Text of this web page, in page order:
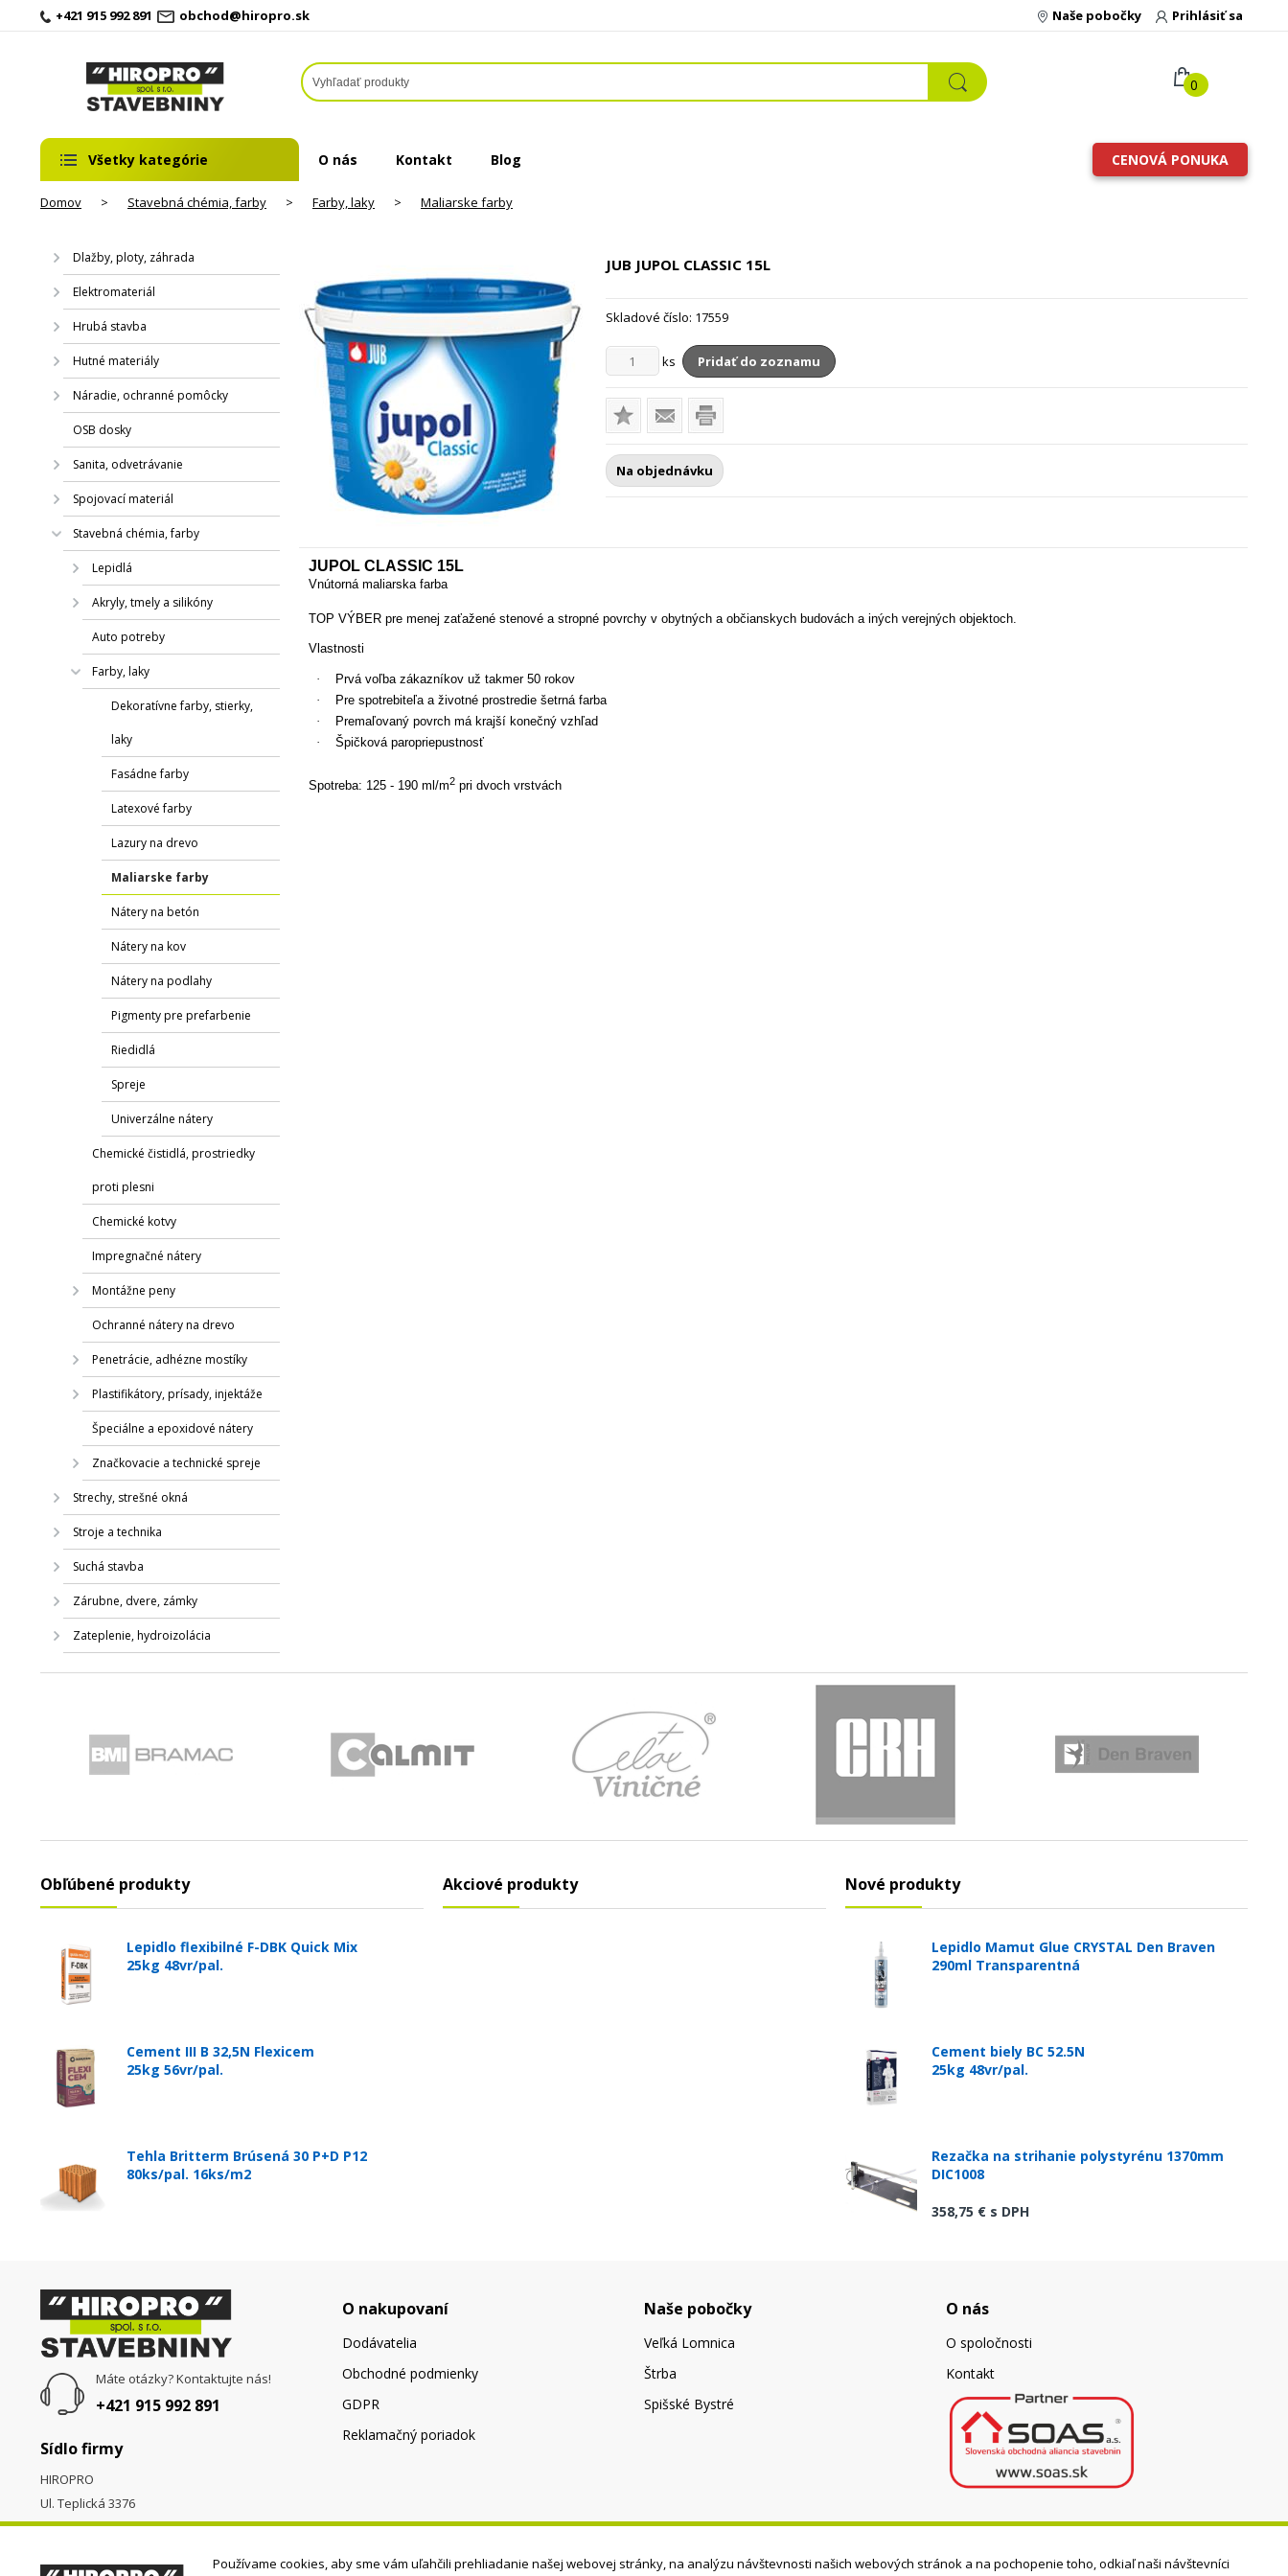
+421 915 992 891 obchod@hiropro.sk Prihlásiť sa
Naše pobočky
0
Všetky kategórie O nás Kontakt Blog CENOVÁ PONUKA
Domov > Stavebná chémia, farby > Farby, laky > Maliarske farby
Dlažby, ploty, záhrada
Elektromateriál
Hrubá stavba
Hutné materiály
Náradie, ochranné pomôcky
OSB dosky
Sanita, odvetrávanie
Spojovací materiál
Stavebná chémia, farby
Lepidlá
Akryly, tmely a silikóny
Auto potreby
Farby, laky
Dekoratívne farby, stierky,
laky
Fasádne farby
Latexové farby
Lazury na drevo
Maliarske farby
Nátery na betón
Nátery na kov
Nátery na podlahy
Pigmenty pre prefarbenie
Riedidlá
Spreje
Univerzálne nátery
Chemické čistidlá, prostriedky
proti plesni
Chemické kotvy
Impregnačné nátery
Montážne peny
Ochranné nátery na drevo
Penetrácie, adhézne mostíky
Plastifikátory, prísady, injektáže
Špeciálne a epoxidové nátery
Značkovacie a technické spreje
Strechy, strešné okná
Stroje a technika
Suchá stavba
Zárubne, dvere, zámky
Zateplenie, hydroizolácia
JUB JUPOL CLASSIC 15L
Skladové číslo: 17559
ks Pridať do zoznamu
Na objednávku
JUPOL CLASSIC 15L
Vnútorná maliarska farba
TOP VÝBER pre menej zaťažené stenové a stropné povrchy v obytných a občianskych budovách a iných verejných objektoch.
Vlastnosti
·
Prvá voľba zákazníkov už takmer 50 rokov
·
Pre spotrebiteľa a životné prostredie šetrná farba
·
Premaľovaný povrch má krajší konečný vzhľad
·
Špičková paropriepustnosť
Spotreba: 125 - 190 ml/m2 pri dvoch vrstvách
Obľúbené produkty
Lepidlo flexibilné F-DBK Quick Mix
25kg 48vr/pal.
Cement III B 32,5N Flexicem
25kg 56vr/pal.
Tehla Britterm Brúsená 30 P+D P12
80ks/pal. 16ks/m2
Akciové produkty Nové produkty
Lepidlo Mamut Glue CRYSTAL Den Braven
290ml Transparentná
Cement biely BC 52.5N
25kg 48vr/pal.
Rezačka na strihanie polystyrénu 1370mm
DIC1008
358,75 € s DPH
Máte otázky? Kontaktujte nás!
+421 915 992 891
Sídlo firmy
HIROPRO
Ul. Teplická 3376
058 01Poprad
O nakupovaní
Dodávatelia
Obchodné podmienky
GDPR
Reklamačný poriadok
Naše pobočky
Veľká Lomnica
Štrba
Spišské Bystré
O nás
O spoločnosti
Kontakt
Používame cookies, aby sme vám uľahčili prehliadanie našej webovej stránky, na analýzu návštevnosti našich webových stránok a na pochopenie toho, odkiaľ naši návštevníci